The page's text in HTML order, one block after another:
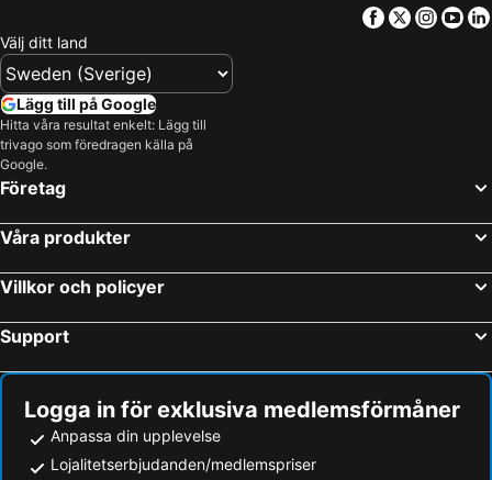
Facebook
Twitter
Välj ditt land
Lägg till på Google
Hitta våra resultat enkelt: Lägg till
trivago som föredragen källa på
Google.
Företag
Våra produkter
Villkor och policyer
Support
Logga in för exklusiva medlemsförmåner
Anpassa din upplevelse
Lojalitetserbjudanden/medlemspriser